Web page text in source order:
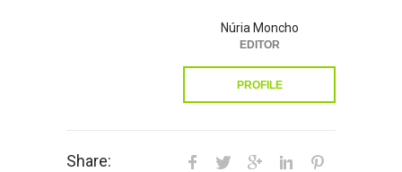
Núria Moncho
EDITOR
PROFILE
Share: